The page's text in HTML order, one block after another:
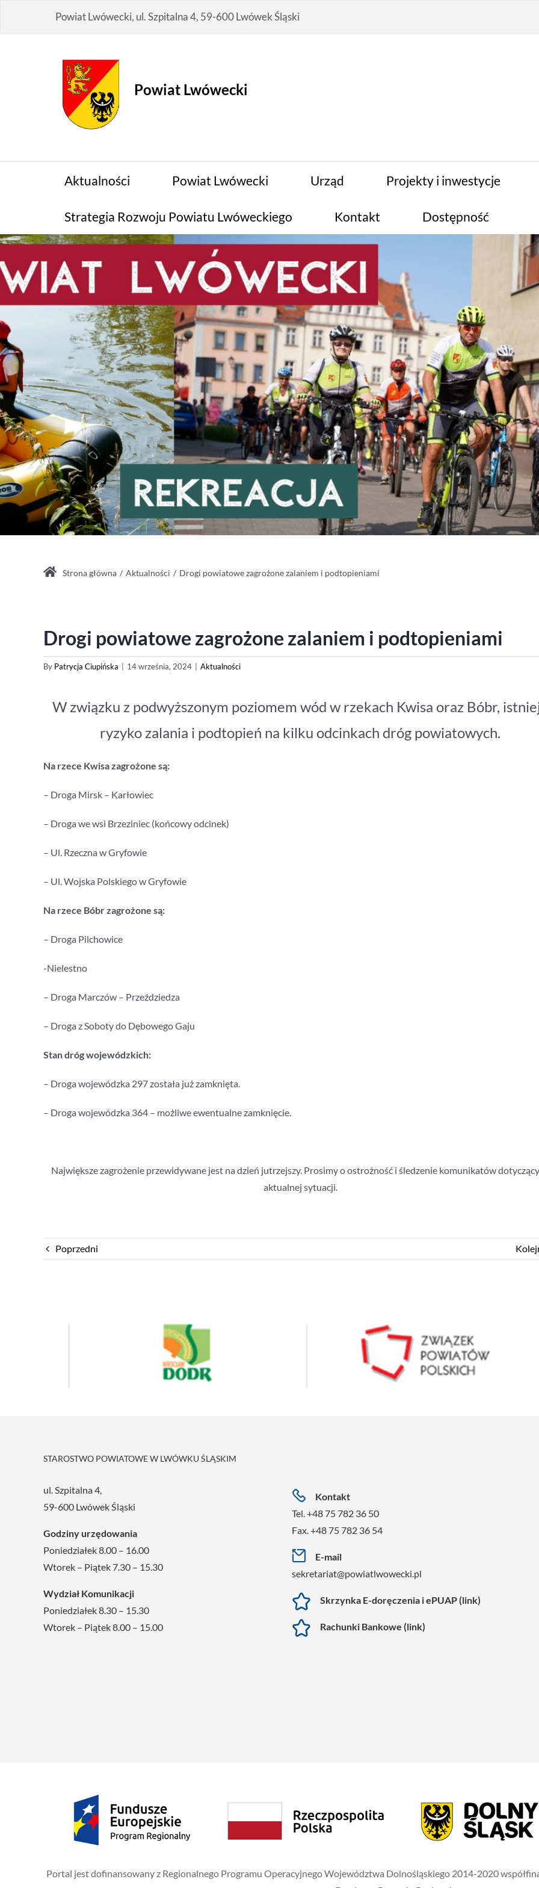
Powiat Lwówecki, ul. Szpitalna 4, 59-600 Lwówek Śląski
Powiat Lwówecki
Aktualności Powiat Lwówecki Urząd Projekty i inwestycje
Strategia Rozwoju Powiatu Lwóweckiego Kontakt Dostępność
Strona główna Aktualności Drogi powiatowe zagrożone zalaniem i podtopieniami
Drogi powiatowe zagrożone zalaniem i podtopieniami
By Patrycja Ciupińska 14 września, 2024 Aktualności
W związku z podwyższonym poziomem wód w rzekach Kwisa oraz Bóbr,
ryzyko zalania i podtopień na kilku odcinkach dróg powiatowych.
Na rzece Kwisa zagrożone są:
– Droga Mirsk – Karłowiec
– Droga we wsi Brzeziniec (końcowy odcinek)
– Ul. Rzeczna w Gryfowie
– Ul. Wojska Polskiego w Gryfowie
Na rzece Bóbr zagrożone są:
– Droga Pilchowice
-Nielestno
– Droga Marczów – Przeździedza
– Droga z Soboty do Dębowego Gaju
Stan dróg wojewódzkich:
– Droga wojewódzka 297 została już zamknięta.
– Droga wojewódzka 364 – możliwe ewentualne zamknięcie.
Największe zagrożenie przewidywane jest na dzień jutrzejszy. Prosimy o ostrożność i śledzenie komunikatów
aktualnej sytuacji.
Poprzedni
STAROSTWO POWIATOWE W LWÓWKU ŚLĄSKIM
ul. Szpitalna 4,
59-600 Lwówek Śląski
Godziny urzędowania
Poniedziałek 8.00 – 16.00
Wtorek – Piątek 7.30 – 15.30
Wydział Komunikacji
Poniedziałek 8.30 – 15.30
Wtorek – Piątek 8.00 – 15.00
Kontakt
Tel. +48 75 782 36 50
Fax. +48 75 782 36 54
E-mail
sekretariat@powiatlwowecki.pl
Skrzynka E-doręczenia i ePUAP (link)
Rachunki Bankowe (link)
Portal jest dofinansowany z Regionalnego Programu Operacyjnego Województwa Dolnośląskiego 2014-2020